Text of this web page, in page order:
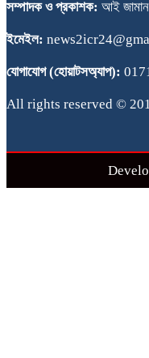
সম্পাদক ও প্রকাশক: আই
ইমেইল:
যোগাযোগ (হোয়াটসঅ্যাপ):
All rights reserved ©